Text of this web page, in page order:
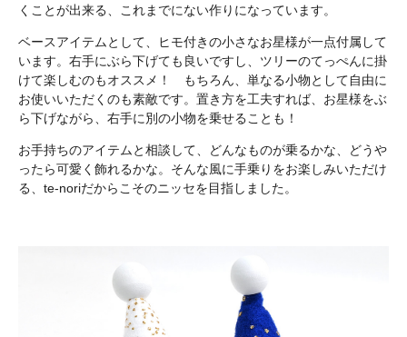
くことが出来る、これまでにない作りになっています。
ベースアイテムとして、ヒモ付きの小さなお星様が一点付属して
います。右手にぶら下げても良いですし、ツリーのてっぺんに掛
けて楽しむのもオススメ！ もちろん、単なる小物として自由に
お使いいただくのも素敵です。置き方を工夫すれば、お星様をぶ
ら下げながら、右手に別の小物を乗せることも！
お手持ちのアイテムと相談して、どんなものが乗るかな、どうや
ったら可愛く飾れるかな。そんな風に手乗りをお楽しみいただけ
る、te-noriだからこそのニッセを目指しました。